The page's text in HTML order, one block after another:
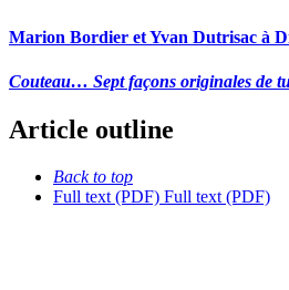
Marion Bordier et Yvan Dutrisac à
Couteau… Sept façons originales de
Article outline
Back to top
Full text (PDF) Full text (PDF)